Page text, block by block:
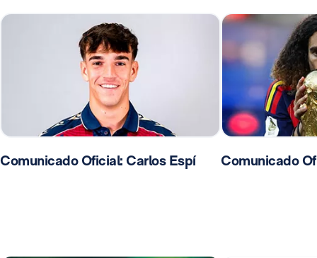
Comunicado Oficial: Carlos Espí Comunicado